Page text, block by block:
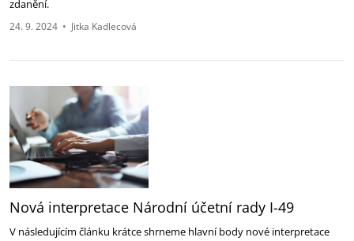
zdanění.
24. 9. 2024 • Jitka Kadlecová
Nová interpretace Národní účetní rady I-49
V následujícím článku krátce shrneme hlavní body nové interpretace